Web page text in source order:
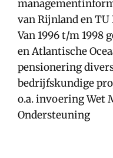
van Rijnland en
Van 1996 t/m 1998
en Atlantische
pensionering
bedrijfskundige
o.a. invoering Wet
Ondersteuning